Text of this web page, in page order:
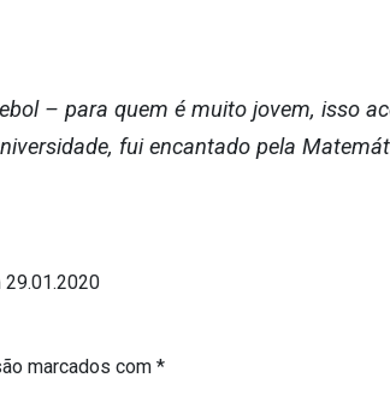
– para quem é muito jovem, isso
fui encantado pela
29.01.2020
marcados com *